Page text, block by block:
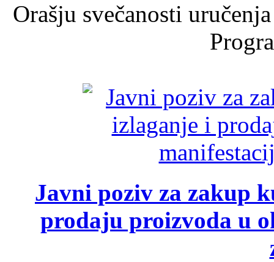
Orašju svečanosti
Javni poziv za zakup
prodaju proizvoda u